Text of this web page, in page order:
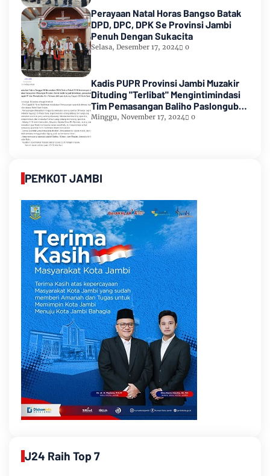
Perayaan Natal Horas Bangso Batak
DPD, DPC, DPK Se Provinsi Jambi
Penuh Dengan Sukacita
Selasa, Desember 17, 2024 0
Kadis PUPR Provinsi Jambi Muzakir
Dituding "Terlibat" Mengintimindasi
Tim Pemasangan Baliho Paslongub
Romi-Sudirman
Minggu, November 17, 2024 0
PEMKOT JAMBI
J24 Raih Top 7